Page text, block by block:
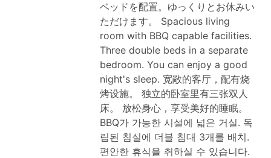
ベッドを配置。ゆっくりとお休みい
ただけます。
Spacious living
room with BBQ capable facilities.
Three double beds in a separate
bedroom. You can enjoy a good
night's sleep. 宽敞的客厅，配有烧
烤设施。 独立的卧室里有三张双人
床。 放松身心，享受美好的睡眠。
BBQ가 가능한 시설에 넓은 거실. 독
립된 침실에 더블 침대 3개를 배치.
편안한 휴식을 취하실 수 있습니다.